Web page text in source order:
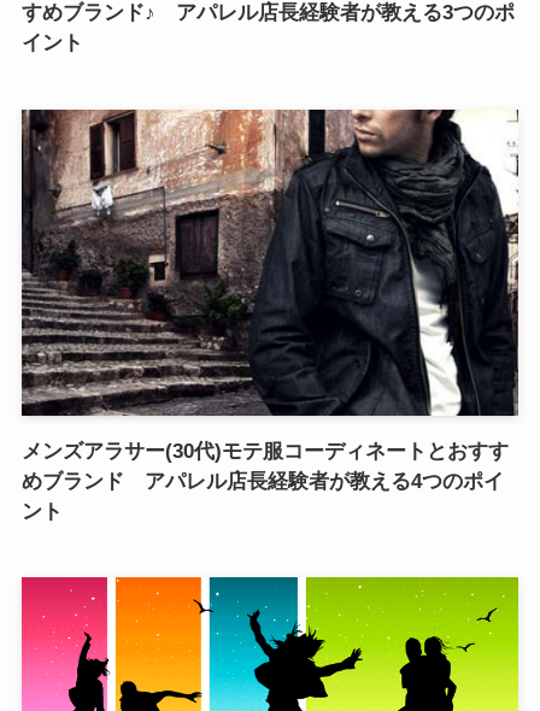
すめブランド♪ アパレル店長経験者が教える3つのポ
イント
メンズアラサー(30代)モテ服コーディネートとおすす
めブランド アパレル店長経験者が教える4つのポイ
ント